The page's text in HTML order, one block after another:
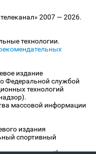
2007 — 2026.
технологии.
издание
Федеральной службой
технологий
массовой информации
издания
спортивный